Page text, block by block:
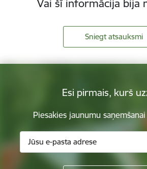
Vai šī informācija bija
Sniegt atsauksmi
Esi pirmais, kurš
Piesakies jaunumu